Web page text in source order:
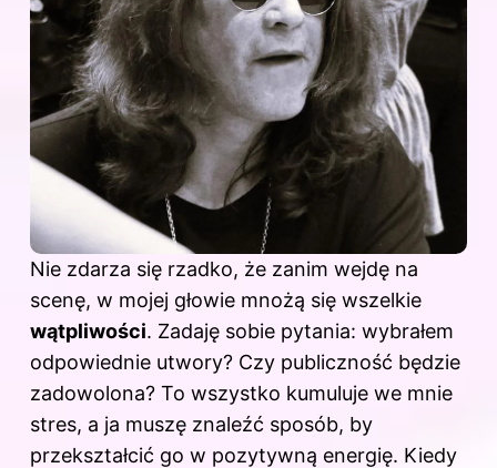
Nie zdarza się rzadko, że zanim wejdę na
scenę, w mojej głowie mnożą się wszelkie
wątpliwości. Zadaję sobie pytania: wybrałem
odpowiednie utwory? Czy publiczność będzie
zadowolona? To wszystko kumuluje we mnie
stres, a ja muszę znaleźć sposób, by
przekształcić go w pozytywną energię. Kiedy